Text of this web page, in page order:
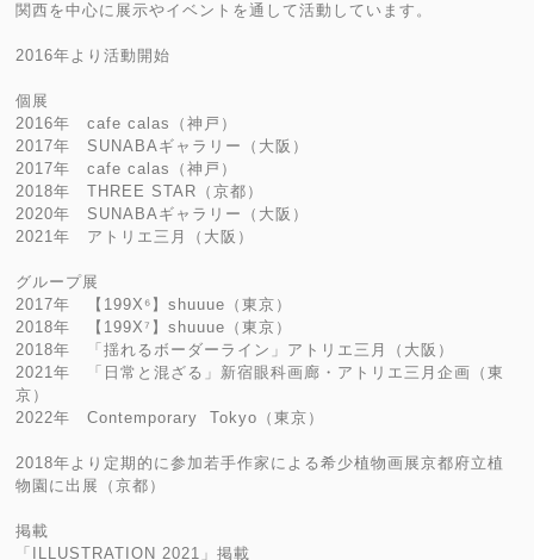
関西を中心に展示やイベントを通して活動しています。
2016年より活動開始
個展
2016年 cafe calas（神戸）
2017年 SUNABAギャラリー（大阪）
2017年 cafe calas（神戸）
2018年 THREE STAR（京都）
2020年 SUNABAギャラリー（大阪）
2021年 アトリエ三月（大阪）
グループ展
2017年 【199X⁶】shuuue（東京）
2018年 【199X⁷】shuuue（東京）
2018年 「揺れるボーダーライン」アトリエ三月（大阪）
2021年 「日常と混ざる」新宿眼科画廊・アトリエ三月企画（東
京）
2022年 Contemporary Tokyo（東京）
2018年より定期的に参加若手作家による希少植物画展京都府立植
物園に出展（京都）
掲載
「ILLUSTRATION 2021」掲載